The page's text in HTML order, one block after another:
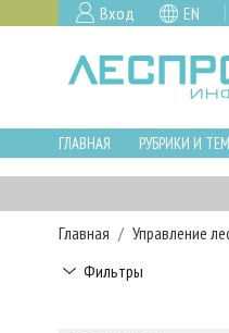
Вход EN
ГЛАВНАЯ РУБРИКИ И
Главная Управление
Фильтры